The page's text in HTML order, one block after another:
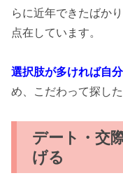
らに近年できたばか
点在しています。
選択肢が多ければ自
め、こだわって探し
デート・交
げる